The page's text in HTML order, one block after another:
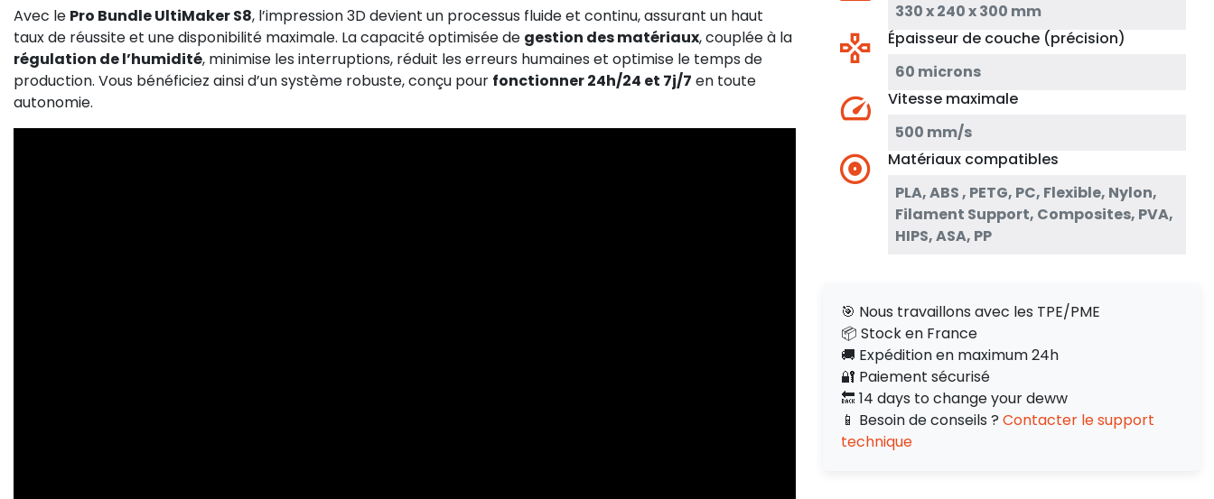
Avec le Pro Bundle UltiMaker S8, l’impression 3D devient un processus fluide et continu, assurant un haut
taux de réussite et une disponibilité maximale. La capacité optimisée de gestion des matériaux, couplée à la
régulation de l’humidité, minimise les interruptions, réduit les erreurs humaines et optimise le temps de
production. Vous bénéficiez ainsi d’un système robuste, conçu pour fonctionner 24h/24 et 7j/7 en toute
autonomie.
330 x 240 x 300 mm
Épaisseur de couche (précision)
60 microns
Vitesse maximale
500 mm/s
Matériaux compatibles
PLA, ABS , PETG, PC, Flexible, Nylon,
Filament Support, Composites, PVA,
HIPS, ASA, PP
🎯 Nous travaillons avec les TPE/PME
📦 Stock en France
🚚 Expédition en maximum 24h
🔐 Paiement sécurisé
🔙 14 days to change your deww
📱 Besoin de conseils ? Contacter le support
technique